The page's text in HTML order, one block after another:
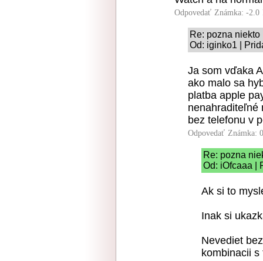
Odpovedať Známka: -2.0
Re: pozna
Od: iginko1 |
Ja som vďaka
ako malo sa
platba apple
nenahraditeľné
bez telefonu v
Odpovedať Známka:
Re: pozna
Od: iOfcaaa |
Ak si to
Inak si
Nevediet
kombinacii